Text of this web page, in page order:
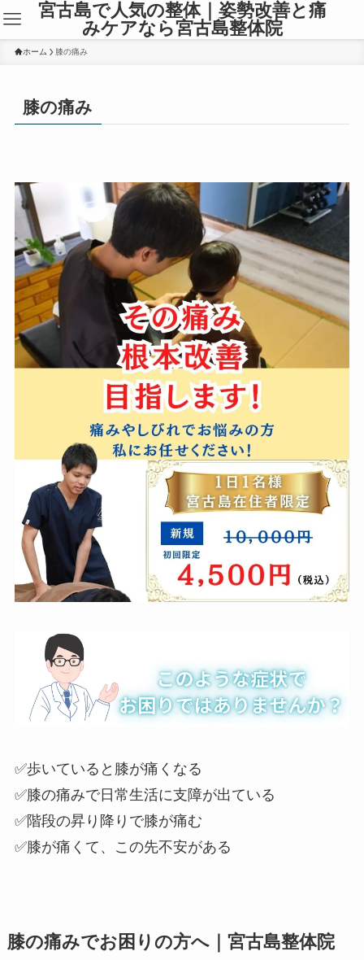
宮古島で人気の整体｜姿勢改善と痛
みケアなら宮古島整体院
ホーム 膝の痛み
膝の痛み
✅歩いていると膝が痛くなる
✅膝の痛みで日常生活に支障が出ている
✅階段の昇り降りで膝が痛む
✅膝が痛くて、この先不安がある
膝の痛みでお困りの方へ｜宮古島整体院